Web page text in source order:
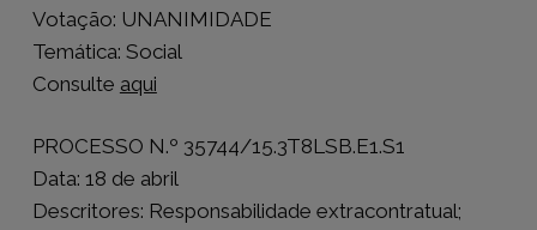
Votação: UNANIMIDADE
Temática: Social
Consulte aqui
PROCESSO N.º 35744/15.3T8LSB.E1.S1
Data: 18 de abril
Descritores: Responsabilidade extracontratual;